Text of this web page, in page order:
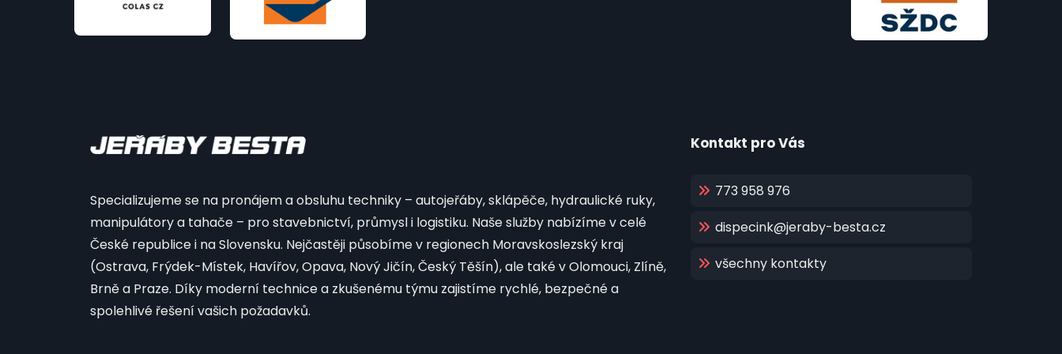
Specializujeme se na pronájem a obsluhu techniky – autojeřáby, sklápěče, hydraulické ruky,
manipulátory a tahače – pro stavebnictví, průmysl i logistiku. Naše služby nabízíme v celé
České republice i na Slovensku. Nejčastěji působíme v regionech Moravskoslezský kraj
(Ostrava, Frýdek-Místek, Havířov, Opava, Nový Jičín, Český Těšín), ale také v Olomouci, Zlíně,
Brně a Praze. Díky moderní technice a zkušenému týmu zajistíme rychlé, bezpečné a
spolehlivé řešení vašich požadavků.
Kontakt pro Vás
773 958 976
dispecink@jeraby-besta.cz
všechny kontakty